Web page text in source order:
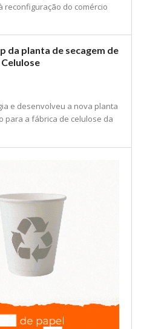
reconfiguração do comércio
da planta de secagem de
e desenvolveu a nova planta
para a fábrica de celulose da